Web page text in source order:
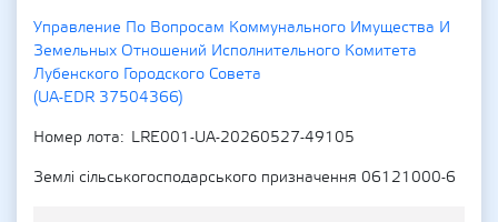
Управление По Вопросам Коммунального Имущества И
Земельных Отношений Исполнительного Комитета
Лубенского Городского Совета
(UA-EDR 37504366)
Номер лота
LRE001-UA-20260527-49105
Землі сільськогосподарського призначення 06121000-6